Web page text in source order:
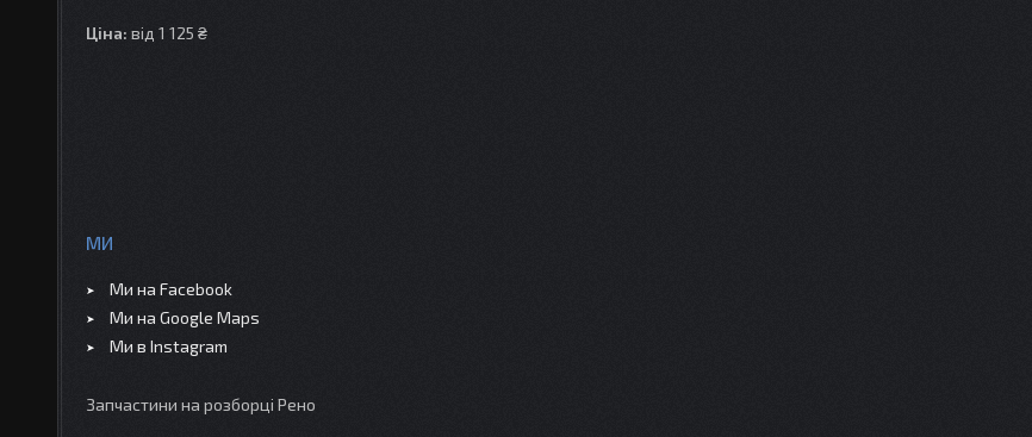
Ціна: від 1 125 ₴
МИ
Ми на Facebook
Ми на Google Maps
Ми в Instagram
Запчастини на розборці Рено